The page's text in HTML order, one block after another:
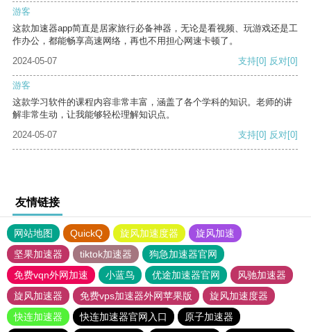
游客
这款加速器app简直是居家旅行必备神器，无论是看视频、玩游戏还是工
作办公，都能畅享高速网络，再也不用担心网速卡顿了。
2024-05-07
支持[0] 反对[0]
游客
这款学习软件的课程内容非常丰富，涵盖了各个学科的知识。老师的讲
解非常生动，让我能够轻松理解知识点。
2024-05-07
支持[0] 反对[0]
友情链接
网站地图 QuickQ 旋风加速度器
旋风加速
坚果加速器
tiktok加速器
狗急加速器官网
免费vqn外网加速
小蓝鸟 优途加速器官网
风驰加速器
旋风加速器
免费vps加速器外网苹果版
旋风加速度器
快连加速器
快连加速器官网入口 原子加速器